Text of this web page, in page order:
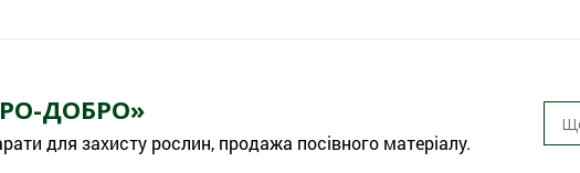
ДОБРО»
для захисту рослин, продажа посівного матеріалу.